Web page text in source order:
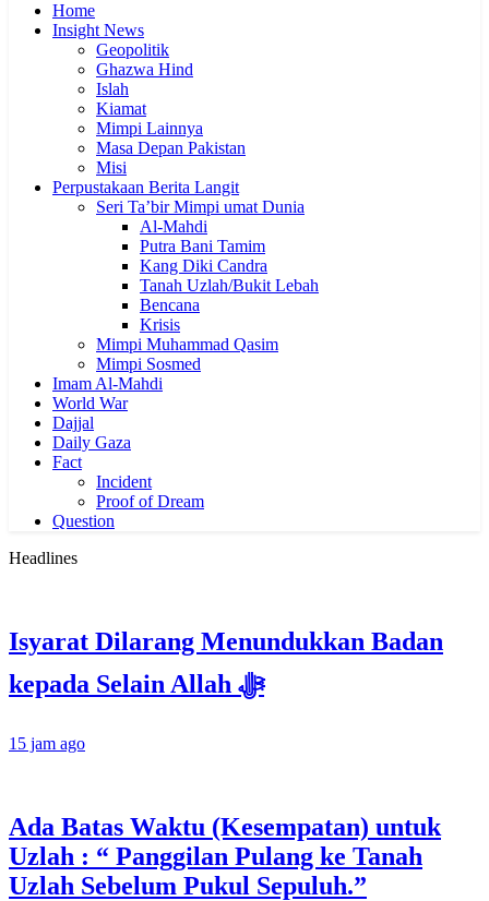
Home
Insight News
Geopolitik
Ghazwa Hind
Islah
Kiamat
Mimpi Lainnya
Masa Depan Pakistan
Misi
Perpustakaan Berita Langit
Seri Ta’bir Mimpi umat Dunia
Al-Mahdi
Putra Bani Tamim
Kang Diki Candra
Tanah Uzlah/Bukit Lebah
Bencana
Krisis
Mimpi Muhammad Qasim
Mimpi Sosmed
Imam Al-Mahdi
World War
Dajjal
Daily Gaza
Fact
Incident
Proof of Dream
Question
Headlines
Isyarat Dilarang Menundukkan Badan
kepada Selain Allah ﷻ
15 jam ago
Ada Batas Waktu (Kesempatan) untuk
Uzlah : “ Panggilan Pulang ke Tanah
Uzlah Sebelum Pukul Sepuluh.”